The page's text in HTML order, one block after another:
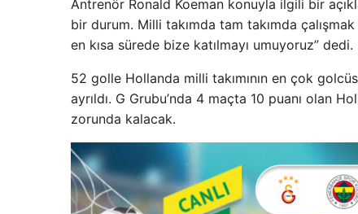
Antrenör Ronald Koeman konuyla ilgili bir
bir durum. Milli takımda tam takımda
en kısa sürede bize katılmayı umuyoruz” dedi.
52 golle Hollanda milli takımının en çok
ayrıldı. G Grubu’nda 4 maçta 10 puanı olan
zorunda kalacak.